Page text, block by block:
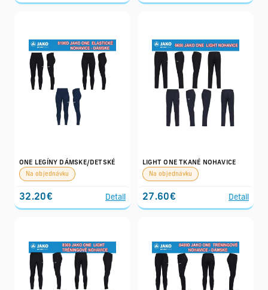
ONE LEGÍNY DÁMSKE/DETSKÉ
Na objednávku
32.20€ Detail
LIGHT ONE TKANÉ NOHAVICE
Na objednávku
27.60€ Detail